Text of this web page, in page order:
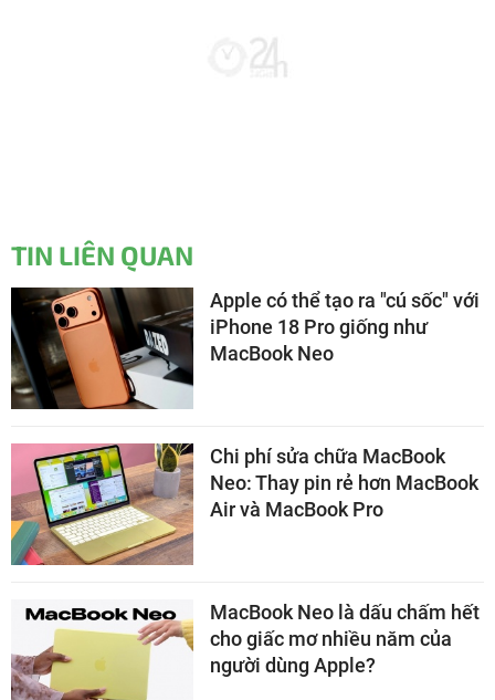
TIN LIÊN QUAN
Apple có thể tạo ra "cú sốc" với
iPhone 18 Pro giống như
MacBook Neo
Chi phí sửa chữa MacBook
Neo: Thay pin rẻ hơn MacBook
Air và MacBook Pro
MacBook Neo là dấu chấm hết
cho giấc mơ nhiều năm của
người dùng Apple?